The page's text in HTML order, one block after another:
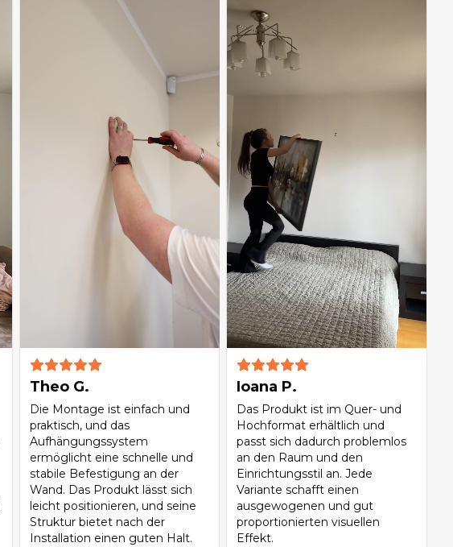
Theo G.
Die Montage ist einfach und
praktisch, und das
Aufhängungssystem
ermöglicht eine schnelle und
stabile Befestigung an der
Wand. Das Produkt lässt sich
leicht positionieren, und seine
Struktur bietet nach der
Installation einen guten Halt.
Ioana P.
Das Produkt ist im Quer- und
Hochformat erhältlich und
passt sich dadurch problemlos
an den Raum und den
Einrichtungsstil an. Jede
Variante schafft einen
ausgewogenen und gut
proportionierten visuellen
Effekt.